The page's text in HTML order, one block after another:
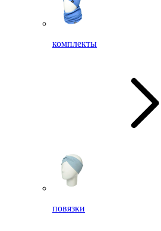
комплекты
повязки